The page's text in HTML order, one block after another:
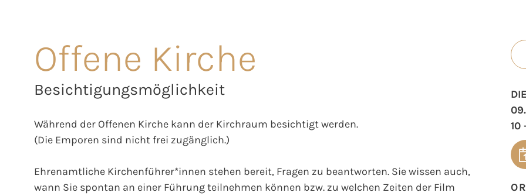
Offene Kirche
Besichtigungsmöglichkeit
Während der Offenen Kirche kann der Kirchraum besichtigt werden.
(Die Emporen sind nicht frei zugänglich.)
Ehrenamtliche Kirchenführer*innen stehen bereit, Fragen zu beantworten. Sie wissen auch,
wann Sie spontan an einer Führung teilnehmen können bzw. zu welchen Zeiten der Film
10